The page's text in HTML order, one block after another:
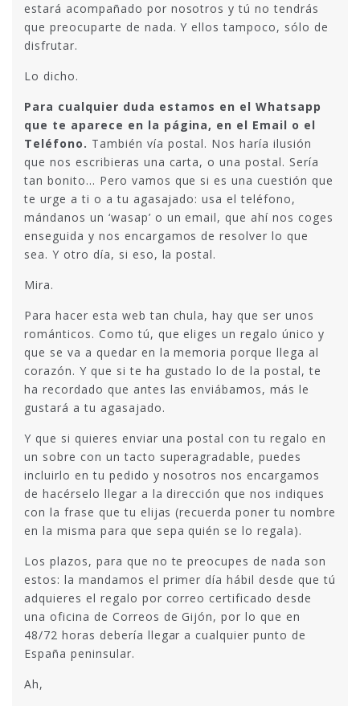
estará acompañado por nosotros y tú no tendrás
que preocuparte de nada. Y ellos tampoco, sólo de
disfrutar.
Lo dicho.
Para cualquier duda estamos en el Whatsapp
que te aparece en la página, en el Email o el
Teléfono. También vía postal. Nos haría ilusión
que nos escribieras una carta, o una postal. Sería
tan bonito… Pero vamos que si es una cuestión que
te urge a ti o a tu agasajado: usa el teléfono,
mándanos un ‘wasap’ o un email, que ahí nos coges
enseguida y nos encargamos de resolver lo que
sea. Y otro día, si eso, la postal.
Mira.
Para hacer esta web tan chula, hay que ser unos
románticos. Como tú, que eliges un regalo único y
que se va a quedar en la memoria porque llega al
corazón. Y que si te ha gustado lo de la postal, te
ha recordado que antes las enviábamos, más le
gustará a tu agasajado.
Y que si quieres enviar una postal con tu regalo en
un sobre con un tacto superagradable, puedes
incluirlo en tu pedido y nosotros nos encargamos
de hacérselo llegar a la dirección que nos indiques
con la frase que tu elijas (recuerda poner tu nombre
en la misma para que sepa quién se lo regala).
Los plazos, para que no te preocupes de nada son
estos: la mandamos el primer día hábil desde que tú
adquieres el regalo por correo certificado desde
una oficina de Correos de Gijón, por lo que en
48/72 horas debería llegar a cualquier punto de
España peninsular.
Ah,